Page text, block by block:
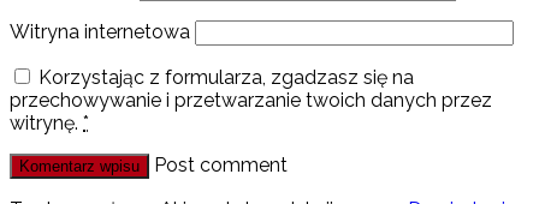
Witryna internetowa
Korzystając z formularza, zgadzasz się na
przechowywanie i przetwarzanie twoich danych przez
witrynę. *
Post comment